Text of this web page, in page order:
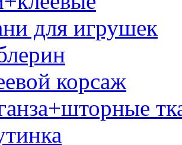
для игрушек
корсаж